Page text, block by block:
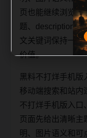
页也能继续浏览
题、description、
文关键词保持一致
价值。
黑料不打烊手机版
移动端搜索和站内
不打烊手机版入口
页面先给出清晰主
明、图片语义和